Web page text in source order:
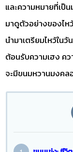
และความหมายที่เป็
มาดูตัวอย่างของไ
นำมาเตรียมไหว้ใน
ต้อนรับความเฮง ค
จะมีขนมหวานมงคล